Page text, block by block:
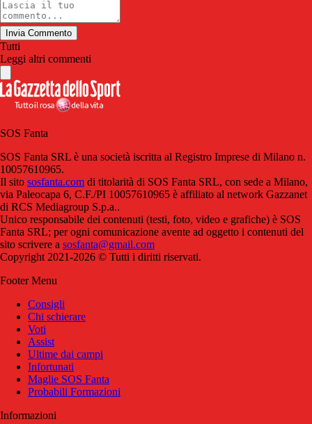
Invia Commento
Tutti
Leggi altri commenti
SOS Fanta
SOS Fanta SRL è una società iscritta al Registro Imprese di Milano n.
10057610965.
Il sito sosfanta.com di titolarità di SOS Fanta SRL, con sede a Milano,
via Paleocapa 6, C.F./PI 10057610965 è affiliato al network Gazzanet
di RCS Mediagroup S.p.a..
Unico responsabile dei contenuti (testi, foto, video e grafiche) è SOS
Fanta SRL; per ogni comunicazione avente ad oggetto i contenuti del
sito scrivere a sosfanta@gmail.com
Copyright 2021-2026 © Tutti i diritti riservati.
Footer Menu
Consigli
Chi schierare
Voti
Assist
Ultime dai campi
Infortunati
Maglie SOS Fanta
Probabili Formazioni
Informazioni